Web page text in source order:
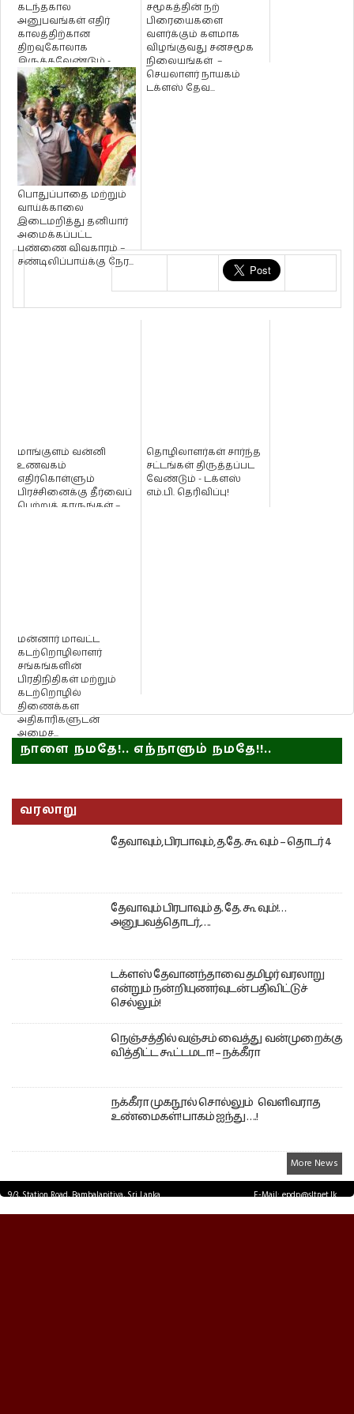
கடந்தகால
அனுபவங்கள் எதிர்
காலத்திற்கான
திறவுகோலாக
இருக்கவேண்டும் -
நாயகம் டக்ளஸ்
தேவானந்தா!
சமூகத்தின் நற்
பிரையைகளை
வளர்க்கும் களமாக
விழங்குவது சனசமூக
நிலையங்கள் –
செயலாளர் நாயகம்
டக்ளஸ் தேவ...
பொதுப்பாதை மற்றும்
வாய்க்காலை
இடைமறித்து தனியார்
அமைக்கப்பட்ட
பண்ணை விவகாரம் –
சண்டிலிப்பாய்க்கு நேர...
மாங்குளம் வன்னி
உணவகம்
எதிர்கொள்ளும்
பிரச்சினைக்கு தீர்வைப்
பெற்றுத் தாருங்கள் –
தொழிலாளர்கள் சார்ந்த
சட்டங்கள் திருத்தப்பட
வேண்டும் - டக்ளஸ்
எம்.பி. தெரிவிப்பு!
மன்னார் மாவட்ட
கடற்றொழிலாளர்
சங்கங்களின்
பிரதிநிதிகள் மற்றும்
கடற்றொழில்
திணைக்கள
அதிகாரிகளுடன்
அமைச...
நாளை நமதே!.. எந்நாளும் நமதே!!..
வரலாறு
தேவாவும், பிரபாவும், த.தே. கூ வும் – தொடர் 4
தேவாவும் பிரபாவும் த. தே. கூ வும்!…
அனுபவத்தொடர்,….
டக்ளஸ் தேவானந்தாவை தமிழர் வரலாறு
என்றும் நன்றியுணர்வுடன் பதிவிட்டுச்
செல்லும்!
நெஞ்சத்தில் வஞ்சம் வைத்து வன்முறைக்கு
வித்திட்ட கூட்டமடா! – நக்கீரா
நக்கீரா முகநூல் சொல்லும் வெளிவராத
உண்மைகள்! பாகம் ஐந்து ….!
More News
9/3, Station Road, Bambalapitiya, Sri Lanka.
E-Mail: epdp@sltnet.lk